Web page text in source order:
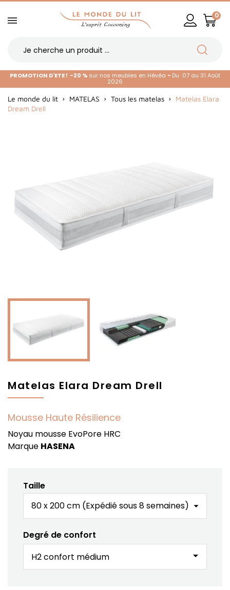
0
PROMOTION D'ETE ! -20 % sur nos meubles en Hévéa - Du 07 au 31 Août
2026
Le monde du lit MATELAS Tous les matelas
Matelas Elara
Dream Drell
Matelas Elara Dream Drell
Mousse Haute Résilience
Noyau mousse EvoPore HRC
Marque HASENA
Taille
Degré de confort
arrow_drop_down